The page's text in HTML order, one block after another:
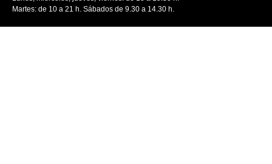
Martes: de 10 a 21 h. Sábados de 9.30 a 14.30 h.